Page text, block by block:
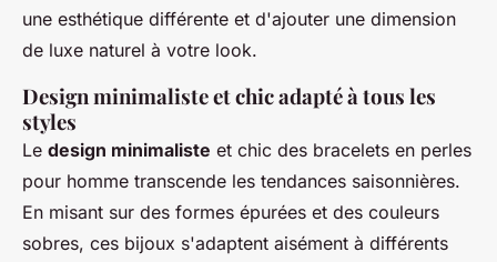
une esthétique différente et d'ajouter une dimension
de luxe naturel à votre look.
Design minimaliste et chic adapté à tous les
styles
Le design minimaliste et chic des bracelets en perles
pour homme transcende les tendances saisonnières.
En misant sur des formes épurées et des couleurs
sobres, ces bijoux s'adaptent aisément à différents